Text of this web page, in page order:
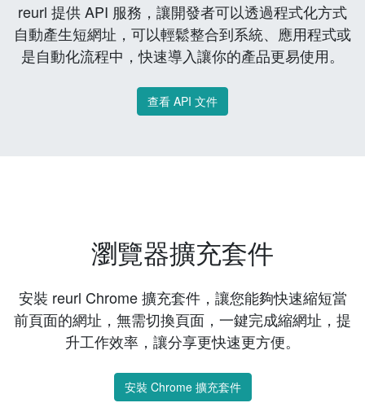
reurl 提供 API 服務，讓開發者可以透過程式化方式
自動產生短網址，可以輕鬆整合到系統、應用程式或
是自動化流程中，快速導入讓你的產品更易使用。
查看 API 文件
瀏覽器擴充套件
安裝 reurl Chrome 擴充套件，讓您能夠快速縮短當
前頁面的網址，無需切換頁面，一鍵完成縮網址，提
升工作效率，讓分享更快速更方便。
安裝 Chrome 擴充套件